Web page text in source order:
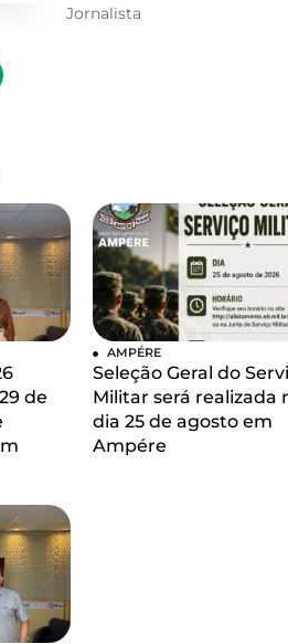
Jornalista
de
AMPÉRE
Seleção Geral do
Militar será realizada
dia 25 de agosto em
Ampére